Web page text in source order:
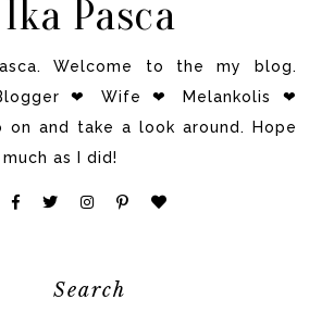
Ika Pasca
Welcome to the my blog.
❤ Wife ❤ Melankolis ❤
on and take a look around. Hope
as I did!
Search